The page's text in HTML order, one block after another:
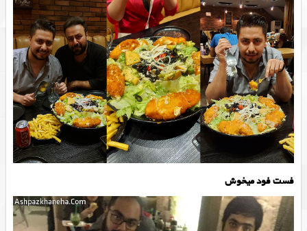
فست فود میخوش